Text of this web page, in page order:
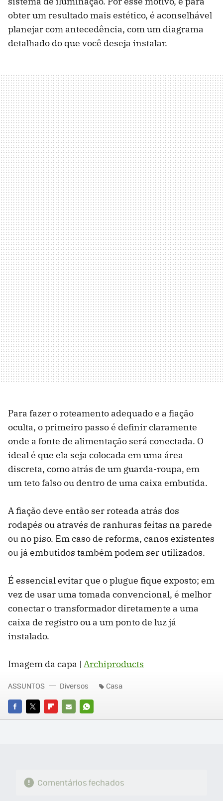
obter um resultado mais estético, é aconselhável
planejar com antecedência, com um diagrama
detalhado do que você deseja instalar.
Para fazer o roteamento adequado e a fiação
oculta, o primeiro passo é definir claramente
onde a fonte de alimentação será conectada. O
ideal é que ela seja colocada em uma área
discreta, como atrás de um guarda-roupa, em
um teto falso ou dentro de uma caixa embutida.
A fiação deve então ser roteada atrás dos
rodapés ou através de ranhuras feitas na parede
ou no piso. Em caso de reforma, canos existentes
ou já embutidos também podem ser utilizados.
É essencial evitar que o plugue fique exposto; em
vez de usar uma tomada convencional, é melhor
conectar o transformador diretamente a uma
caixa de registro ou a um ponto de luz já
instalado.
Imagem da capa | Archiproducts
FACEBOOK
TWITTERFLIPBOARD
E-
WHATSAPP
ASSUNTOS Diversos Casa
Comentários fechados